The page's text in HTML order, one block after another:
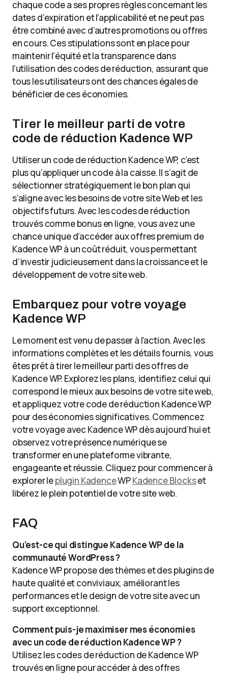
chaque code a ses propres règles concernant les
dates d’expiration et l’applicabilité et ne peut pas
être combiné avec d’autres promotions ou offres
en cours. Ces stipulations sont en place pour
maintenir l’équité et la transparence dans
l’utilisation des codes de réduction, assurant que
tous les utilisateurs ont des chances égales de
bénéficier de ces économies.
Tirer le meilleur parti de votre
code de réduction Kadence WP
Utiliser un code de réduction Kadence WP, c’est
plus qu’appliquer un code à la caisse. Il s’agit de
sélectionner stratégiquement le bon plan qui
s’aligne avec les besoins de votre site Web et les
objectifs futurs. Avec les codes de réduction
trouvés comme bonus en ligne, vous avez une
chance unique d’accéder aux offres premium de
Kadence WP à un coût réduit, vous permettant
d’investir judicieusement dans la croissance et le
développement de votre site web.
Embarquez pour votre voyage
Kadence WP
Le moment est venu de passer à l’action. Avec les
informations complètes et les détails fournis, vous
êtes prêt à tirer le meilleur parti des offres de
Kadence WP. Explorez les plans, identifiez celui qui
correspond le mieux aux besoins de votre site web,
et appliquez votre code de réduction Kadence WP
pour des économies significatives. Commencez
votre voyage avec Kadence WP dès aujourd’hui et
observez votre présence numérique se
transformer en une plateforme vibrante,
engageante et réussie. Cliquez pour commencer à
explorer leplugin KadenceWPKadence Blockset
libérez le plein potentiel de votre site web.
FAQ
Qu’est-ce qui distingue Kadence WP de la
communauté WordPress ?
Kadence WP propose des thèmes et des plugins de
haute qualité et conviviaux, améliorant les
performances et le design de votre site avec un
support exceptionnel.
Comment puis-je maximiser mes économies
avec un code de réduction Kadence WP ?
Utilisez les codes de réduction de Kadence WP
trouvés en ligne pour accéder à des offres